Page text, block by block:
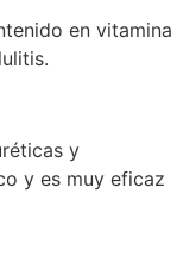
en vitamina
y
y es muy eficaz